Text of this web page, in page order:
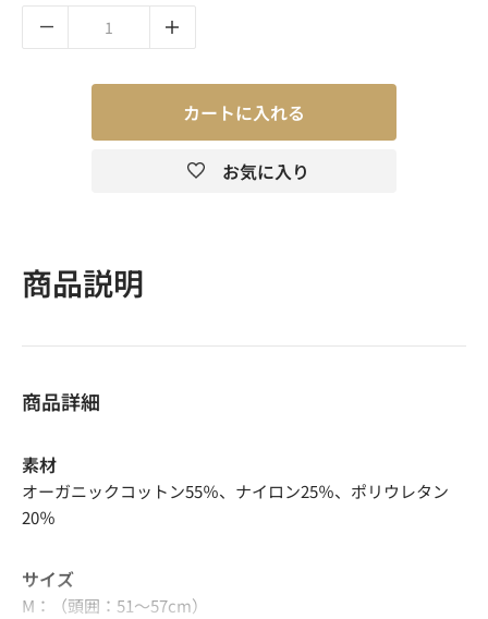
カートに入れる
お気に入り
商品説明
商品詳細
素材
オーガニックコットン55％、ナイロン25％、ポリウレタン
20％
サイズ
M：（頭囲：51〜57cm）